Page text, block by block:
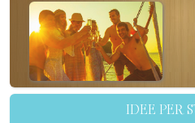
IDEE PER